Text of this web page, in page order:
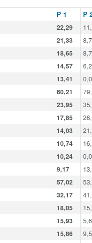
Р 1 Р
22,29
21,33
18,65
14,57
13,41
60,21
23,95
17,85
14,03
10,74
10,24
9,17
57,02
32,17
18,05
15,93
15,86